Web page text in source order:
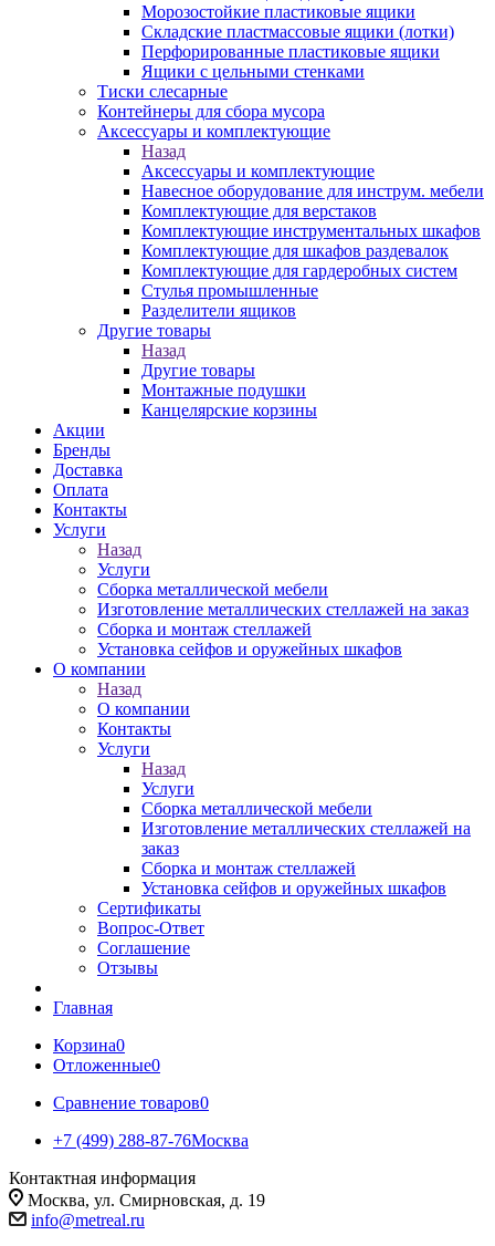
Морозостойкие пластиковые ящики
Складские пластмассовые ящики (лотки)
Перфорированные пластиковые ящики
Ящики с цельными стенками
Тиски слесарные
Контейнеры для сбора мусора
Аксессуары и комплектующие
Назад
Аксессуары и комплектующие
Навесное оборудование для инструм. мебели
Комплектующие для верстаков
Комплектующие инструментальных шкафов
Комплектующие для шкафов раздевалок
Комплектующие для гардеробных систем
Стулья промышленные
Разделители ящиков
Другие товары
Назад
Другие товары
Монтажные подушки
Канцелярские корзины
Акции
Бренды
Доставка
Оплата
Контакты
Услуги
Назад
Услуги
Сборка металлической мебели
Изготовление металлических стеллажей на заказ
Сборка и монтаж стеллажей
Установка сейфов и оружейных шкафов
О компании
Назад
О компании
Контакты
Услуги
Назад
Услуги
Сборка металлической мебели
Изготовление металлических стеллажей на
заказ
Сборка и монтаж стеллажей
Установка сейфов и оружейных шкафов
Сертификаты
Вопрос-Ответ
Соглашение
Отзывы
Главная
Корзина0
Отложенные0
Сравнение товаров0
+7 (499) 288-87-76Москва
Контактная информация
Москва, ул. Смирновская, д. 19
info@metreal.ru